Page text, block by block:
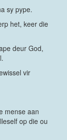
sy pype.
het, keer die
deur God,
vir
mense aan
op die ou